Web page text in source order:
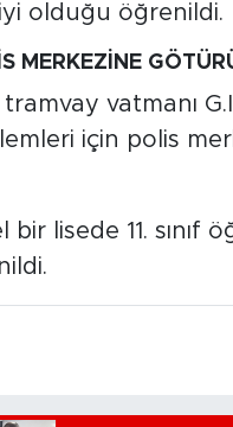
olduğu öğrenildi.
MERKEZİNE
tramvay vatmanı
için polis
bir lisede 11. sınıf